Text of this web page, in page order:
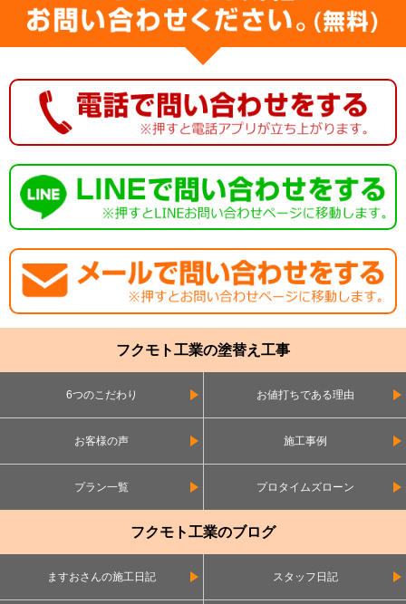
フクモト工業の塗替え工事
6つのこだわり お値打ちである理由
お客様の声 施工事例
プラン一覧 プロタイムズローン
フクモト工業のブログ
ますおさんの施工日記 スタッフ日記